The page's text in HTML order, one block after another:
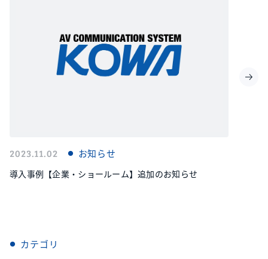
2023.11.02 お知らせ
導入事例【企業・ショールーム】追加のお知らせ
カテゴリ